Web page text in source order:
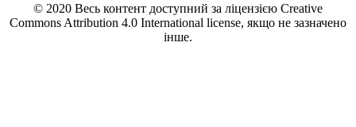
© 2020 Весь контент доступний за ліцензією Creative
Commons Attribution 4.0 International license, якщо не зазначено
інше.